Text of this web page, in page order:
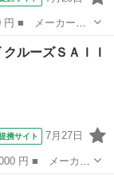
： ２ｎｄアニ
ＯＭＯステアリ
ルーズＳＡＩＩ
携サイト 7月27日